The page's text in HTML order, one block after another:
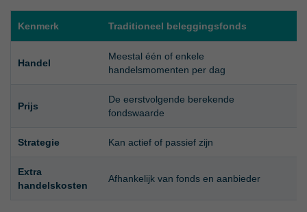
Kenmerk Traditioneel beleggingsfonds
Handel
Meestal één of enkele
handelsmomenten per dag
Prijs
De eerstvolgende berekende
fondswaarde
Strategie Kan actief of passief zijn
Extra
handelskosten
Afhankelijk van fonds en aanbieder